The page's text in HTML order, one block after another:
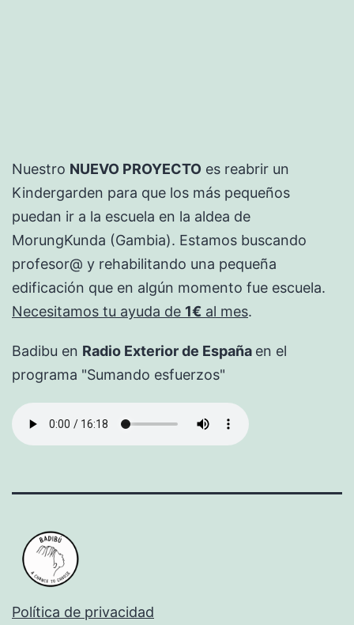
Nuestro NUEVO PROYECTO es reabrir un
Kindergarden para que los más pequeños
puedan ir a la escuela en la aldea de
MorungKunda (Gambia). Estamos buscando
profesor@ y rehabilitando una pequeña
edificación que en algún momento fue escuela.
Necesitamos tu ayuda de 1€ al mes.
Badibu en Radio Exterior de España en el
programa "Sumando esfuerzos"
Política de privacidad